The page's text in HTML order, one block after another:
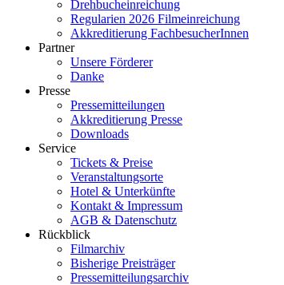
Drehbucheinreichung
Regularien 2026 Filmeinreichung
Akkreditierung FachbesucherInnen
Partner
Unsere Förderer
Danke
Presse
Pressemitteilungen
Akkreditierung Presse
Downloads
Service
Tickets & Preise
Veranstaltungsorte
Hotel & Unterkünfte
Kontakt & Impressum
AGB & Datenschutz
Rückblick
Filmarchiv
Bisherige Preisträger
Pressemitteilungsarchiv